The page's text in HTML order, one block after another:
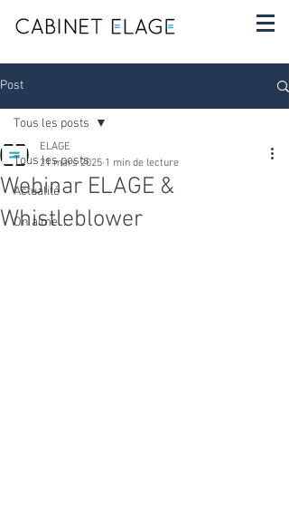
Post
Tous les posts
Actualité
On aime...
Tous les posts
Webinar ELAGE &
Whistleblower
ELAGE
21 mars 2025 1 min de lecture